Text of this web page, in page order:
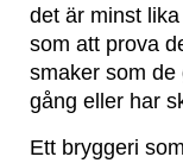
det är minst
som att prova
smaker som de
gång eller har
Ett bryggeri